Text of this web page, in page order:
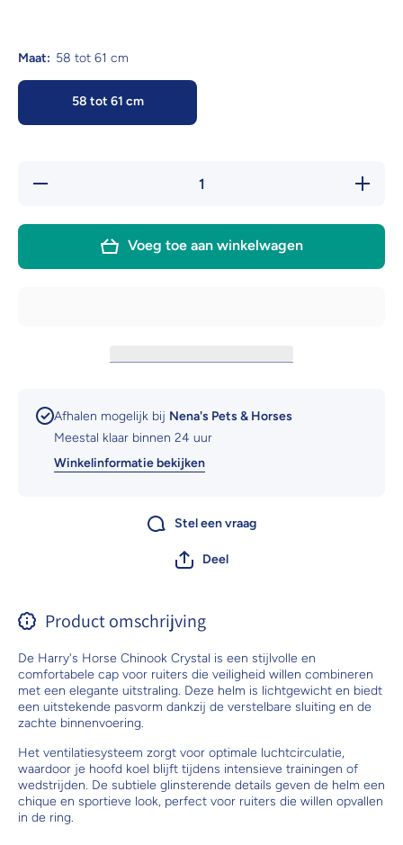
Maat: 58 tot 61 cm
58 tot 61 cm
Hoeveelheid
Verhoog
Horse
crystal
Voeg toe aan winkelwagen
Afhalen mogelijk bij Nena's Pets & Horses
Meestal klaar binnen 24 uur
Winkelinformatie bekijken
Stel een vraag
Deel
Product omschrijving
De Harry's Horse Chinook Crystal is een stijlvolle en
comfortabele cap voor ruiters die veiligheid willen combineren
met een elegante uitstraling. Deze helm is lichtgewicht en biedt
een uitstekende pasvorm dankzij de verstelbare sluiting en de
zachte binnenvoering.
Het ventilatiesysteem zorgt voor optimale luchtcirculatie,
waardoor je hoofd koel blijft tijdens intensieve trainingen of
wedstrijden. De subtiele glinsterende details geven de helm een
chique en sportieve look, perfect voor ruiters die willen opvallen
in de ring.